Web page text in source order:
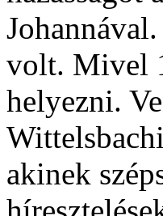
volt. Mivel
helyezni.
akinek